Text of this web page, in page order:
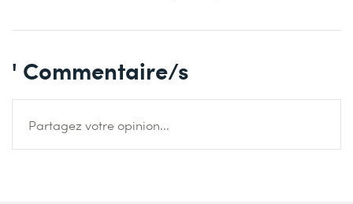
' Commentaire/s
Partagez votre opinion...